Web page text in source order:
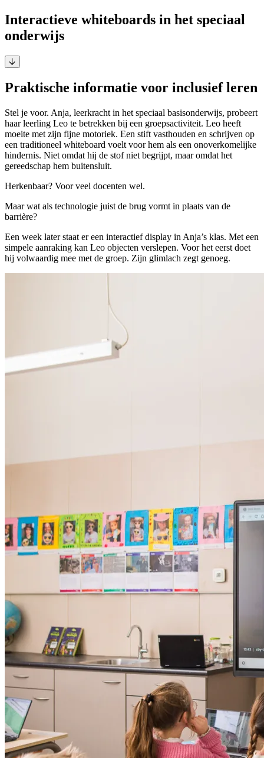
Interactieve whiteboards in het speciaal
onderwijs
Praktische informatie voor inclusief leren
Stel je voor. Anja, leerkracht in het speciaal basisonderwijs, probeert
haar leerling Leo te betrekken bij een groepsactiviteit. Leo heeft
moeite met zijn fijne motoriek. Een stift vasthouden en schrijven op
een traditioneel whiteboard voelt voor hem als een onoverkomelijke
hindernis. Niet omdat hij de stof niet begrijpt, maar omdat het
gereedschap hem buitensluit.
Herkenbaar? Voor veel docenten wel.
Maar wat als technologie juist de brug vormt in plaats van de
barrière?
Een week later staat er een interactief display in Anja’s klas. Met een
simpele aanraking kan Leo objecten verslepen. Voor het eerst doet
hij volwaardig mee met de groep. Zijn glimlach zegt genoeg.